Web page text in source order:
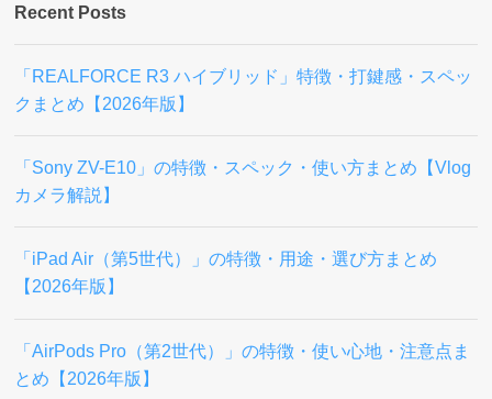
Recent Posts
「REALFORCE R3 ハイブリッド」特徴・打鍵感・スペッ
クまとめ【2026年版】
「Sony ZV-E10」の特徴・スペック・使い方まとめ【Vlog
カメラ解説】
「iPad Air（第5世代）」の特徴・用途・選び方まとめ
【2026年版】
「AirPods Pro（第2世代）」の特徴・使い心地・注意点ま
とめ【2026年版】